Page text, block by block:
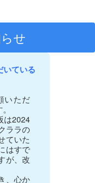
せ
いている
ララの
ていた
はすで
が、改